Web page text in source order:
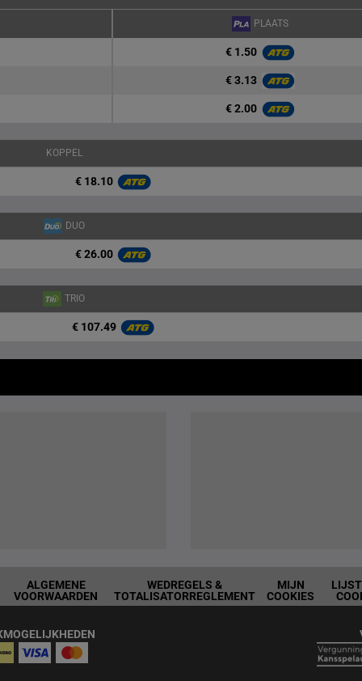
PLAATS
€ 1.50
€ 3.13
€ 2.00
KOPPEL
€ 18.10
DUO
€ 26.00
TRIO
€ 107.49
ALGEMENE
VOORWAARDEN
WEDREGELS &
TOTALISATORREGLEMENT
MIJN
COOKIES